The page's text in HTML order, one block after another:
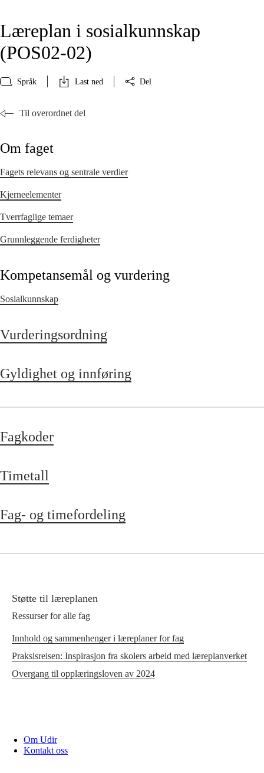
Læreplan i sosialkunnskap
(POS02‑02)
Språk Last ned Del
Til overordnet del
Om faget
Fagets relevans og sentrale verdier
Kjerneelementer
Tverrfaglige temaer
Grunnleggende ferdigheter
Kompetansemål og vurdering
Sosialkunnskap
Vurderingsordning
Gyldighet og innføring
Fagkoder
Timetall
Fag- og timefordeling
Støtte til læreplanen
Ressurser for alle fag
Innhold og sammenhenger i læreplaner for fag
Praksisreisen: Inspirasjon fra skolers arbeid med læreplanverket
Overgang til opplæringsloven av 2024
Om Udir
Kontakt oss